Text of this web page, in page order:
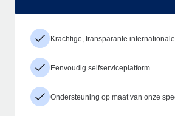
Krachtige, transparante
Eenvoudig selfserviceplatform
Ondersteuning op maat van onze